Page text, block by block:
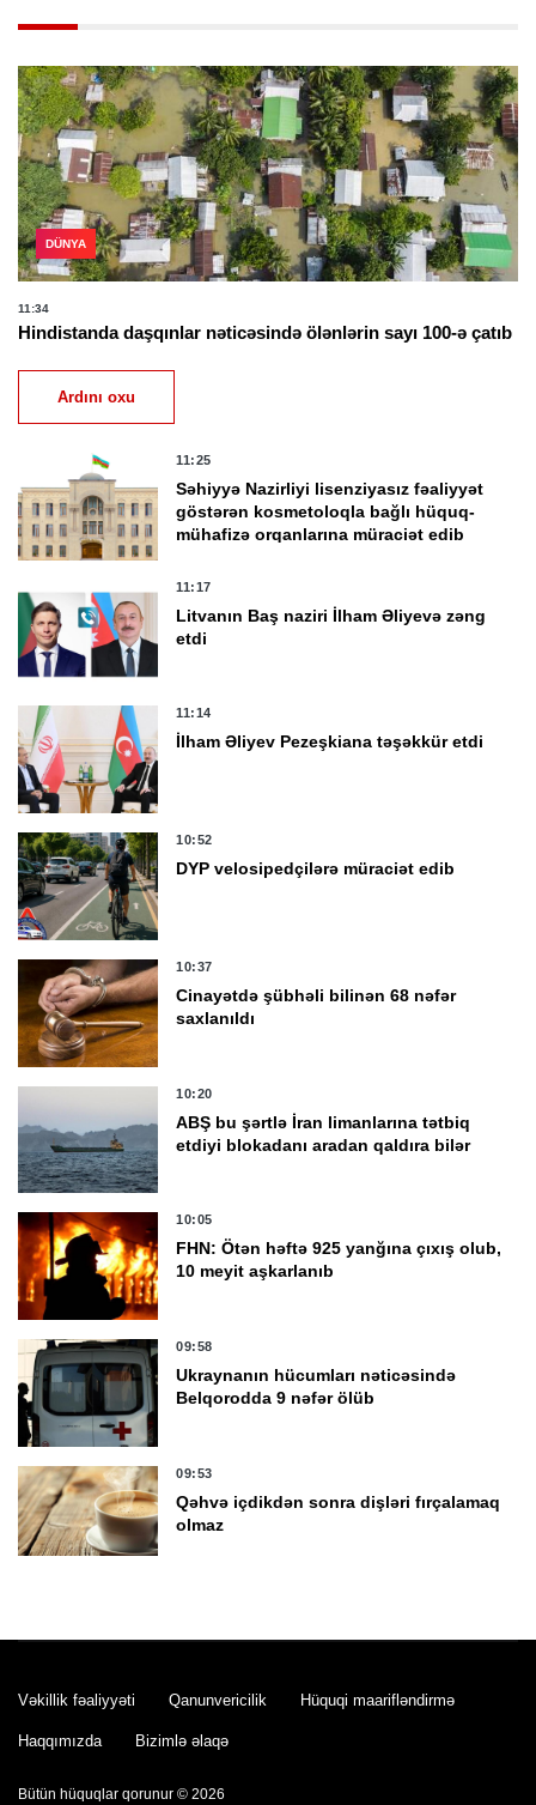
DÜNYA
11:34
Hindistanda daşqınlar nəticəsində ölənlərin sayı 100-ə çatıb
Ardını oxu
11:25
Səhiyyə Nazirliyi lisenziyasız fəaliyyət
göstərən kosmetoloqla bağlı hüquq-
mühafizə orqanlarına müraciət edib
11:17
Litvanın Baş naziri İlham Əliyevə zəng
etdi
11:14
İlham Əliyev Pezeşkiana təşəkkür etdi
10:52
DYP velosipedçilərə müraciət edib
10:37
Cinayətdə şübhəli bilinən 68 nəfər
saxlanıldı
10:20
ABŞ bu şərtlə İran limanlarına tətbiq
etdiyi blokadanı aradan qaldıra bilər
10:05
FHN: Ötən həftə 925 yanğına çıxış olub,
10 meyit aşkarlanıb
09:58
Ukraynanın hücumları nəticəsində
Belqorodda 9 nəfər ölüb
09:53
Qəhvə içdikdən sonra dişləri fırçalamaq
olmaz
17 yaşlı qız Kürdə boğulub öldü
Vəkillik fəaliyyəti Qanunvericilik Hüquqi maarifləndirmə
Haqqımızda Bizimlə əlaqə
Bütün hüquqlar qorunur © 2026